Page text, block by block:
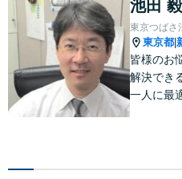
池田 毅
東京つばさ
東京都
皆様のお
解決でき
一人に最